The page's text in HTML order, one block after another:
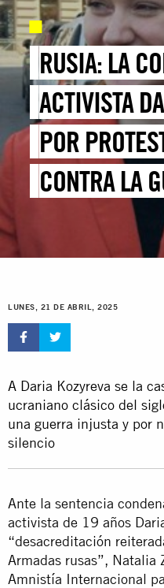
RUSIA: LA
ACTIVISTA
POR
CONTRA LA
LA
LUNES, 21 DE ABRIL, 2025
A Daria Kozyreva se la
ucraniano clásico del
una guerra injusta y por
silencio
Ante la sentencia
activista de 19 años
“desacreditación
Armadas rusas”, Natalia
Amnistía Internacional